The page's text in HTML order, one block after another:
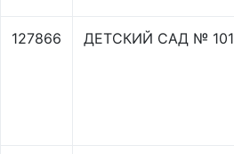
127866 ДЕТСКИЙ САД № 101